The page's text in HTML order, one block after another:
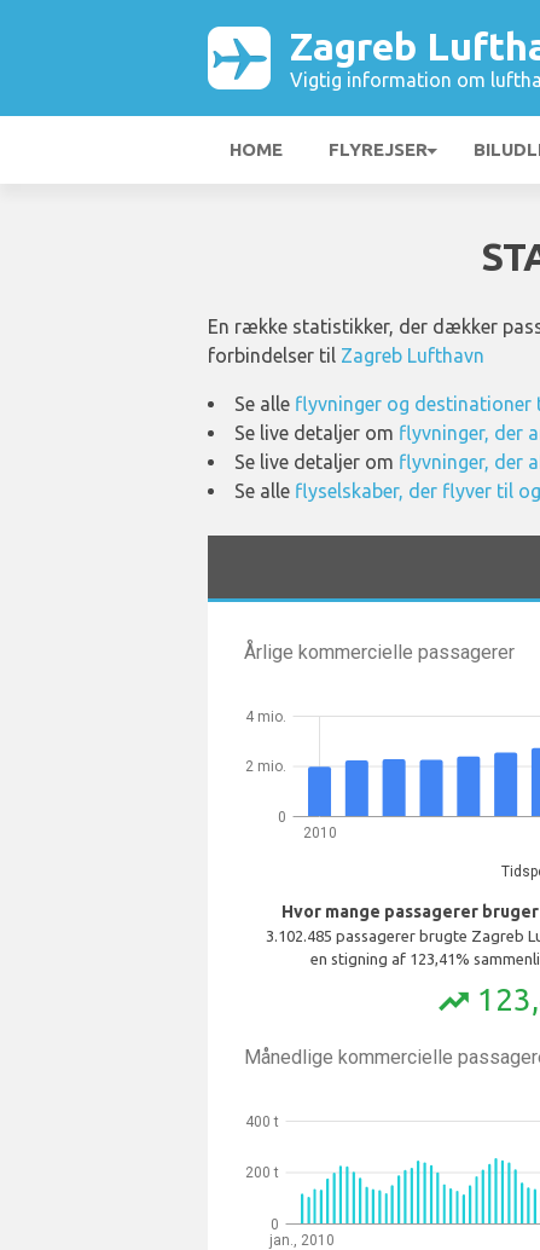
Zagreb
Vigtig information om
HOME FLYREJSER
En række statistikker, der dækker
forbindelser til Zagreb Lufthavn
Se alle flyvninger og destinationer
Se live detaljer om flyvninger, der
Se live detaljer om flyvninger, der
Se alle flyselskaber, der flyver til
Årlige kommercielle passagerer
2010
0
2 mio.
4 mio.
Hvor mange passagerer
3.102.485 passagerer brugte Zagreb
en stigning af 123,41%
trending_up
Månedlige kommercielle
jan., 2010
0
200 t
400 t